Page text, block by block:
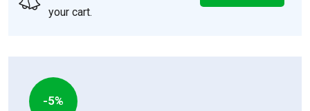
your cart.
-5%